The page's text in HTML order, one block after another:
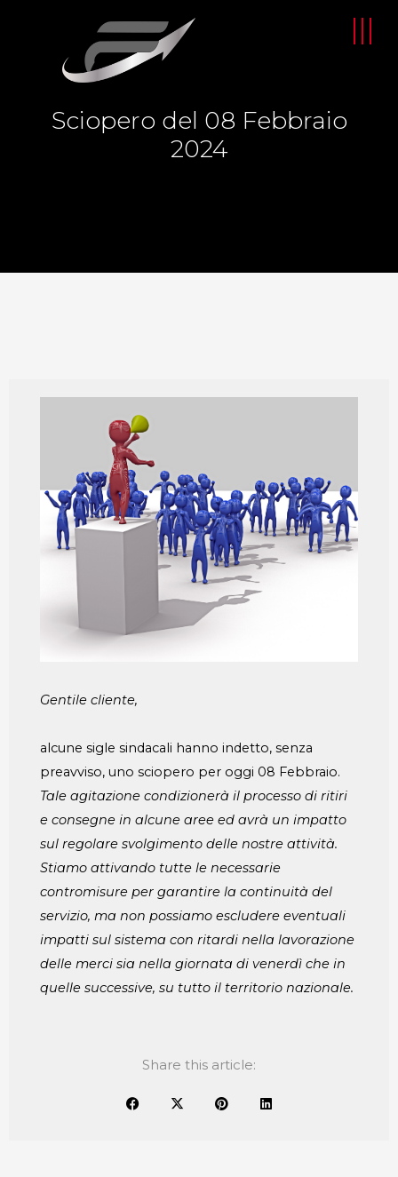
Sciopero del 08 Febbraio
2024
Gentile cliente,
alcune sigle sindacali hanno indetto, senza
preavviso, uno sciopero per oggi 08 Febbraio.
Tale agitazione condizionerà il processo di ritiri
e consegne in alcune aree ed avrà un impatto
sul regolare svolgimento delle nostre attività.
Stiamo attivando tutte le necessarie
contromisure per garantire la continuità del
servizio, ma non possiamo escludere eventuali
impatti sul sistema con ritardi nella lavorazione
delle merci sia nella giornata di venerdì che in
quelle successive, su tutto il territorio nazionale.
Share this article: